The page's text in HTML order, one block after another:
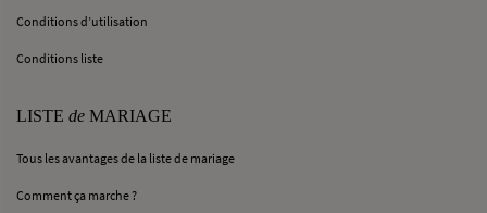
Conditions d’utilisation
Conditions liste
LISTE de MARIAGE
Tous les avantages de la liste de mariage
Comment ça marche ?